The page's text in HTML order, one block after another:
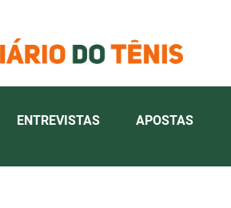
ENTREVISTAS APOSTAS